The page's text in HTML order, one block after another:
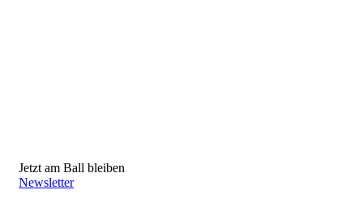
Jetzt am Ball bleiben
Newsletter